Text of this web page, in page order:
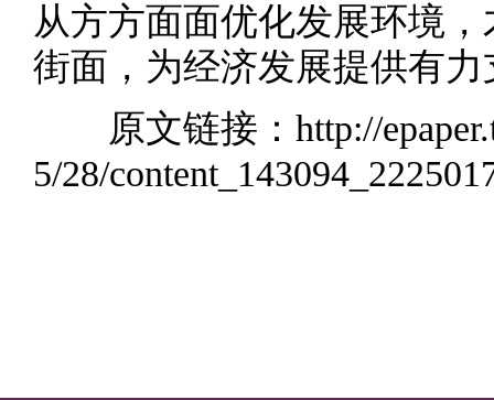
从方方面面优化发展环境
街面，为经济发展提供有力
原文链接： http://
5/28/